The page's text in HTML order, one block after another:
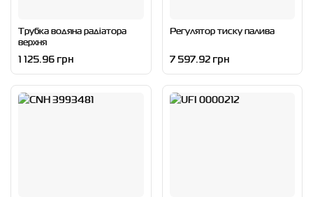
Трубка водяна радіатора
верхня
1 125.96 грн
Регулятор тиску палива
7 597.92 грн